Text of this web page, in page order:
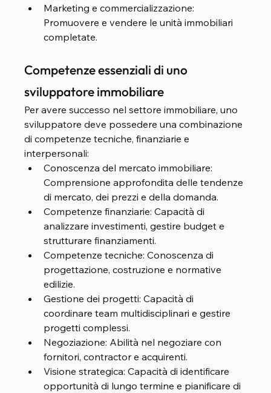
Marketing e commercializzazione:
Promuovere e vendere le unità immobiliari
completate.
Competenze essenziali di uno
sviluppatore immobiliare
Per avere successo nel settore immobiliare, uno
sviluppatore deve possedere una combinazione
di competenze tecniche, finanziarie e
interpersonali:
Conoscenza del mercato immobiliare:
Comprensione approfondita delle tendenze
di mercato, dei prezzi e della domanda.
Competenze finanziarie: Capacità di
analizzare investimenti, gestire budget e
strutturare finanziamenti.
Competenze tecniche: Conoscenza di
progettazione, costruzione e normative
edilizie.
Gestione dei progetti: Capacità di
coordinare team multidisciplinari e gestire
progetti complessi.
Negoziazione: Abilità nel negoziare con
fornitori, contractor e acquirenti.
Visione strategica: Capacità di identificare
opportunità di lungo termine e pianificare di